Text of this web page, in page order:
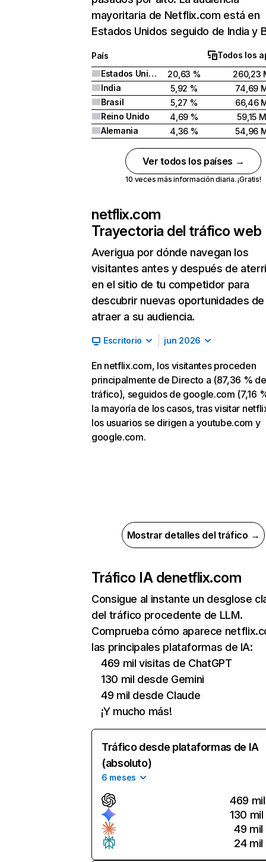
mayoritaria de Netflix.com está en
Estados Unidos seguido de India y
País
Todos los
Estados Unidos
20,63 %
260,23
India
5,92 %
74,69
Brasil
5,27 %
66,46
Reino Unido
4,69 %
59,15 M
Alemania
4,36 % 54,96
Ver todos los países →
10 veces más información diaria. ¡Gratis!
netflix.com
Trayectoria del tráfico web
Averigua por dónde navegan los
visitantes antes y después de
en el sitio de tu competidor para
descubrir nuevas oportunidades de
atraer a su audiencia.
Escritorio jun 2026
En netflix.com, los visitantes proceden
principalmente de Directo a (87,36 % de
tráfico), seguidos de google.com (7,16
la mayoría de los casos, tras visitar
los usuarios se dirigen a youtube.com y
google.com.
Mostrar detalles del tráfico →
Tráfico IA denetflix.com
Consigue al instante un desglose
del tráfico procedente de LLM.
Comprueba cómo aparece
las principales plataformas de IA:
469 mil visitas de ChatGPT
130 mil desde Gemini
49 mil desde Claude
¡Y mucho más!
Tráfico desde plataformas de IA
(absoluto)
6 meses
469 mil
130 mil
49 mil
24 mil